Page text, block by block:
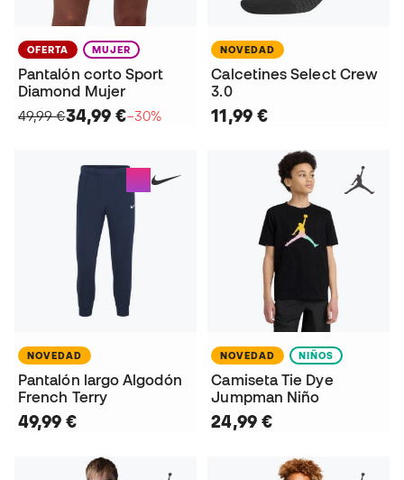
OFERTA MUJER
Pantalón corto Sport
Diamond Mujer
49,99 €34,99 €−30%
NOVEDAD
Calcetines Select Crew
3.0
11,99 €
NOVEDAD
Pantalón largo Algodón
French Terry
49,99 €
NOVEDAD NIÑOS
Camiseta Tie Dye
Jumpman Niño
24,99 €